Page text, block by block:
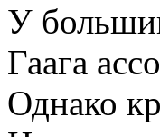
У
Гаага
Однако